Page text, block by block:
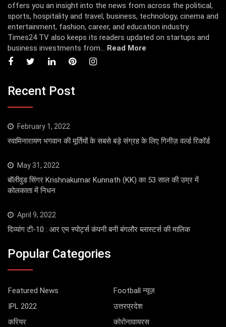
offers you an insight into the news from across the political,
sports, hospitality and travel, business, technology, cinema and
entertainment, fashion, career, and education industry.
Times24 TV also keeps its readers updated on startups and
business investments from... Read More
Recent Post
February 1, 2022
स्वामिनारायण भगवान की मूर्तियों के सबसे बड़े संग्रह के लिए गिनीज़ वर्ल्ड रिकॉर्ड
May 31, 2022
बॉलीवुड सिंगर Krishnakumar Kunnath (KK) का 53 साल की उम्र में
कोलकाता में निधन
April 9, 2022
दिव्यांग टी-10 : आर एम स्पोर्ट्स कंपनी बनी बंगलौर ब्लास्टर्स की मालिक
Popular Categories
Featured News
Football न्यूज़
IPL 2022
उत्तरप्रदेश
करियर
कोरोनावायरस